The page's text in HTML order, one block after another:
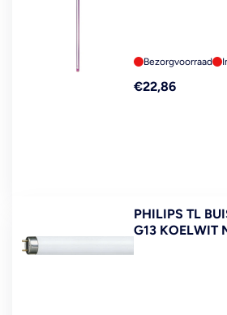
Bezorgvoorraad
Reguliere
€22,86
PHILIPS TL
G13 KOELWIT